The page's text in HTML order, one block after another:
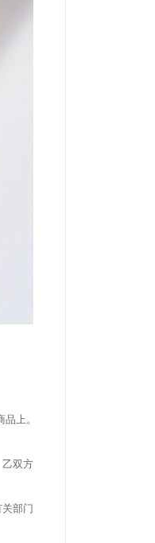
上。
乙双方
部门